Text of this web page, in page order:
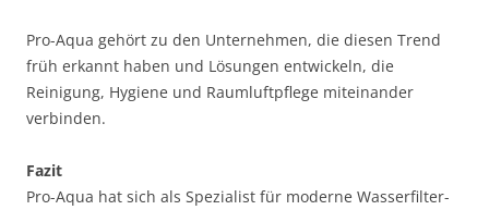
Pro-Aqua gehört zu den Unternehmen, die diesen Trend
früh erkannt haben und Lösungen entwickeln, die
Reinigung, Hygiene und Raumluftpflege miteinander
verbinden.
Fazit
Pro-Aqua hat sich als Spezialist für moderne Wasserfilter-